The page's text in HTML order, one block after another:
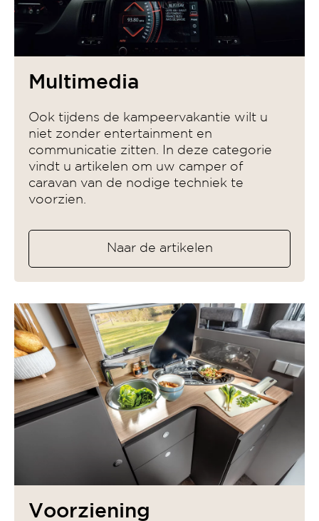
Multimedia
Ook tijdens de kampeervakantie wilt u
niet zonder entertainment en
communicatie zitten. In deze categorie
vindt u artikelen om uw camper of
caravan van de nodige techniek te
voorzien.
Naar de artikelen
Voorziening